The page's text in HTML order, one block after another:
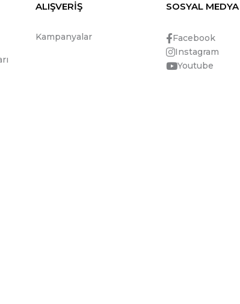
ALIŞVERİŞ
Kampanyalar
SOSYAL MEDYA
Facebook
Instagram
Youtube